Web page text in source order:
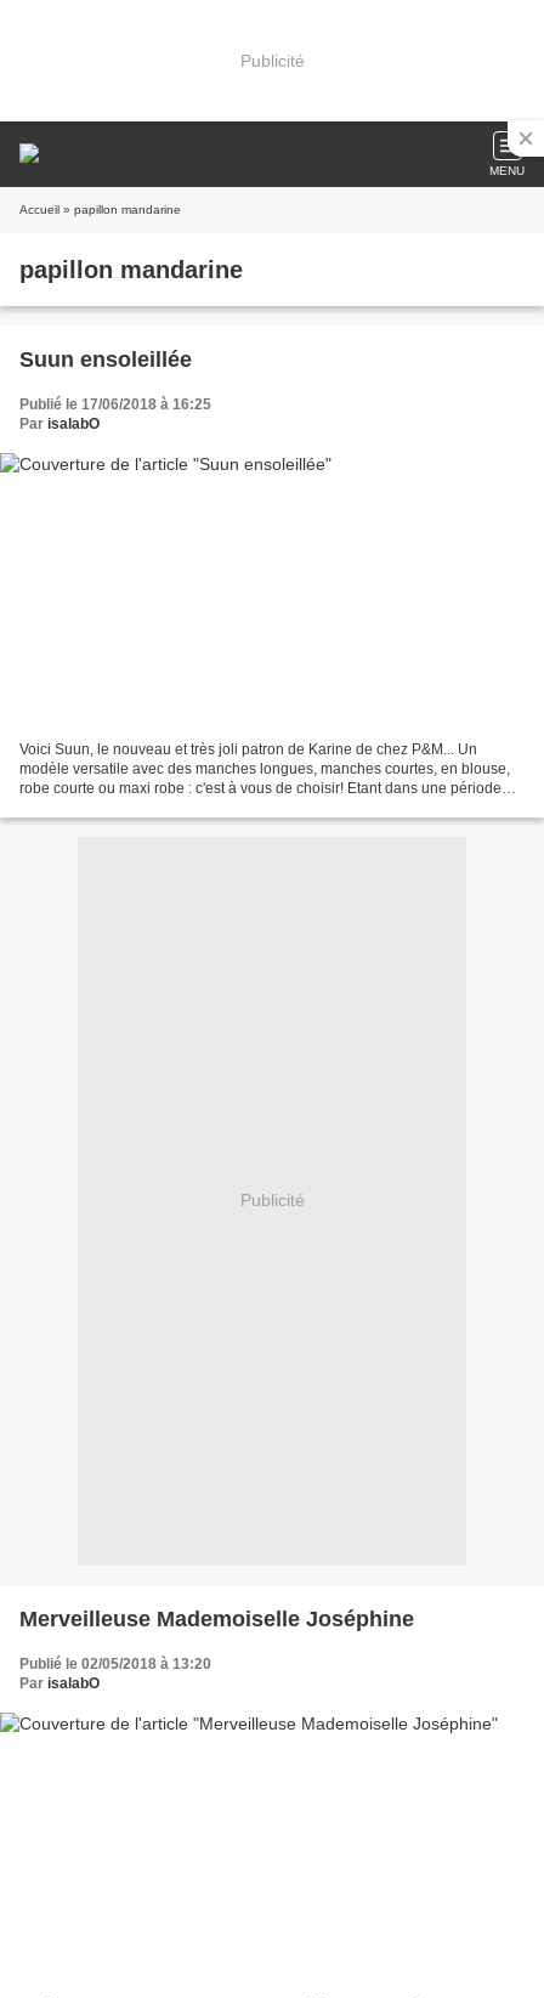
Publicité
MENU
Accueil » papillon mandarine
papillon mandarine
Suun ensoleillée
Publié le 17/06/2018 à 16:25
Par isalabO
Voici Suun, le nouveau et très joli patron de Karine de chez P&M... Un
modèle versatile avec des manches longues, manches courtes, en blouse,
robe courte ou maxi robe : c'est à vous de choisir! Etant dans une période
Publicité
Merveilleuse Mademoiselle Joséphine
Publié le 02/05/2018 à 13:20
Par isalabO